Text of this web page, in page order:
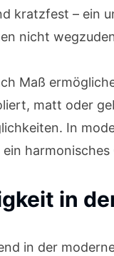
kratzfest – ein
nicht
Maß
matt oder
In
harmonisches
in
in der